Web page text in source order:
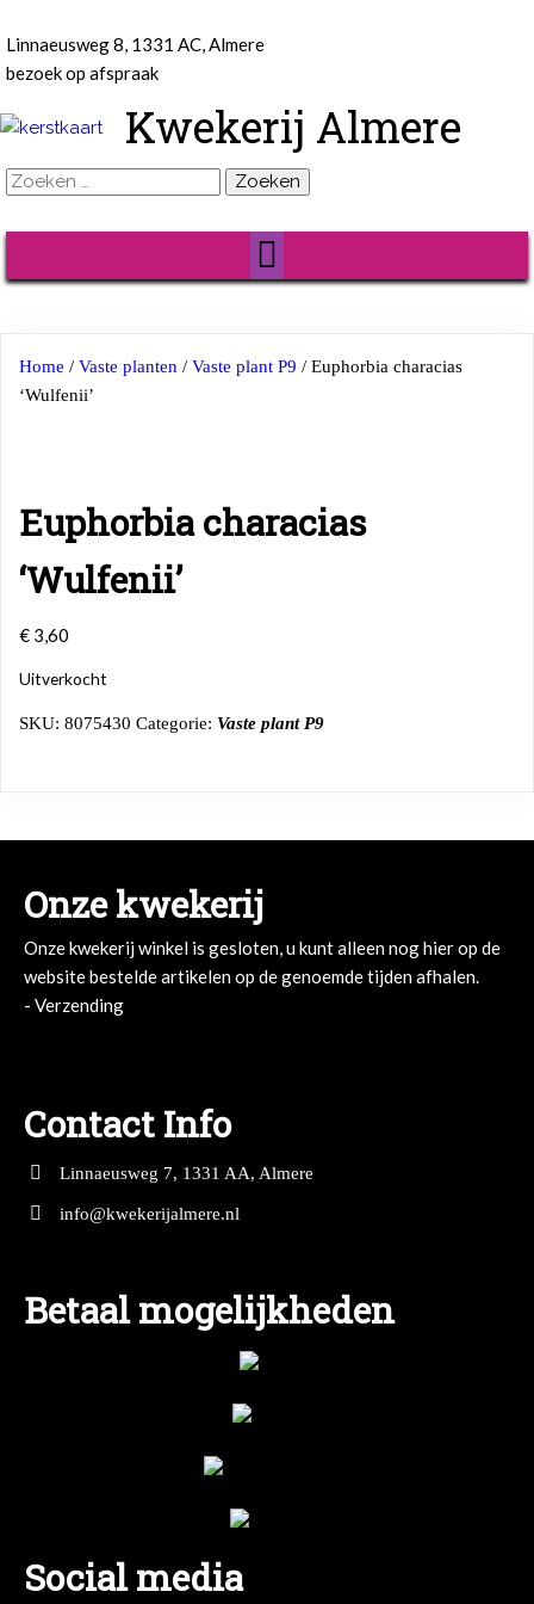
Linnaeusweg 8, 1331 AC, Almere
bezoek op afspraak
Kwekerij Almere
Zoeken
Home / Vaste planten / Vaste plant P9 / Euphorbia characias
‘Wulfenii’
Euphorbia characias
‘Wulfenii’
€ 3,60
Uitverkocht
SKU: 8075430 Categorie: Vaste plant P9
Onze kwekerij
Onze kwekerij winkel is gesloten, u kunt alleen nog hier op de
website bestelde artikelen op de genoemde tijden afhalen.
- Verzending
Contact Info
Linnaeusweg 7, 1331 AA, Almere
info@kwekerijalmere.nl
Betaal mogelijkheden
Social media